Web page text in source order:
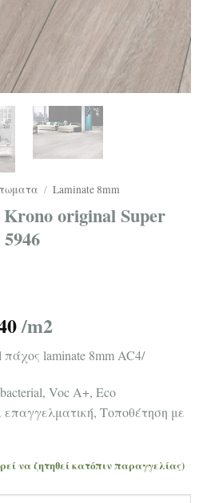
/ Laminate 8mm
original Super
/m2
πάχος laminate 8mm AC4/
Voc A+, Eco
επαγγελματική, Τοποθέτηση με
να ζητηθεί κατόπιν παραγγελίας)